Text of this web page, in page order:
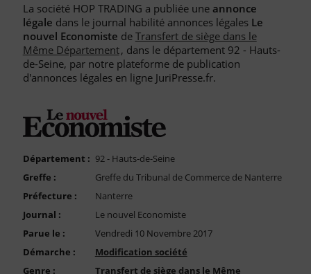
Départements pour la Publication d'Annonces Légales
Liste des Greffes
Liste des CCI
FAQ
Compte PRO
La société HOP TRADING a publiée une annonce
légale dans le journal habilité annonces légales Le
nouvel Economiste deTransfert de siège dans le
Même Département, dans le département 92 - Hauts-
de-Seine, par notre plateforme de publication
d'annonces légales en ligne JuriPresse.fr.
Département : 92 - Hauts-de-Seine
Greffe :
Greffe du Tribunal de Commerce de Nanterre
Préfecture :
Nanterre
Journal :
Le nouvel Economiste
Parue le :
Vendredi 10 Novembre 2017
Démarche :
Modification société
Genre :
Transfert de siège dans le Même